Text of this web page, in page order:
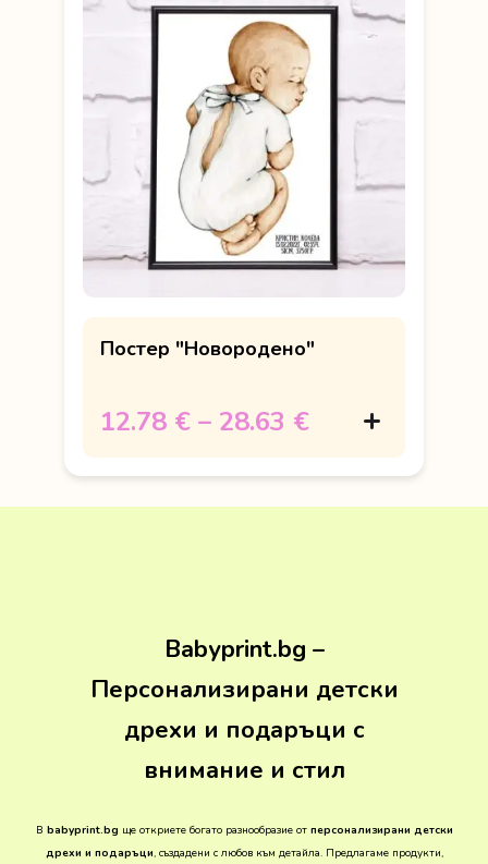
Постер "Новородено"
12.78 € – 28.63 €
Babyprint.bg –
Персонализирани детски
дрехи и подаръци с
внимание и стил
В babyprint.bg ще откриете богато разнообразие от персонализирани детски
дрехи и подаръци, създадени с любов към детайла. Предлагаме продукти,